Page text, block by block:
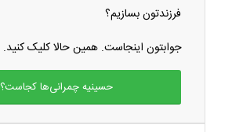
فرزندتون بسازیم؟
جوابتون اینجاست. همین حالا کلیک کنید.
حسینیه چمرانی‌ها کجاست؟